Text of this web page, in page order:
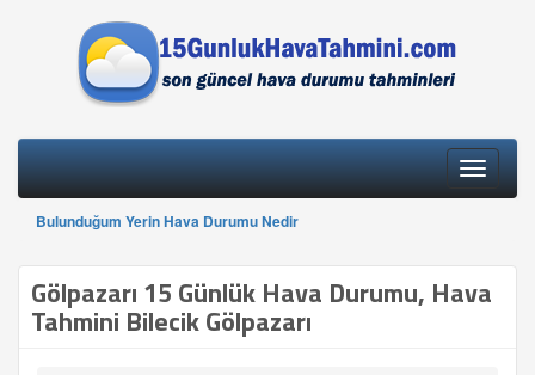
Toggle
Bulunduğum Yerin Hava Durumu Nedir
Gölpazarı 15 Günlük Hava Durumu, Hava
Tahmini Bilecik Gölpazarı